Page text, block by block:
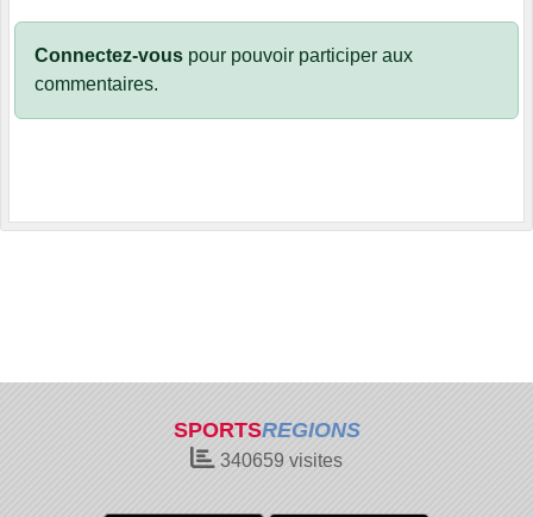
Connectez-vous pour pouvoir participer aux
commentaires.
SPORTSREGIONS
340659 visites